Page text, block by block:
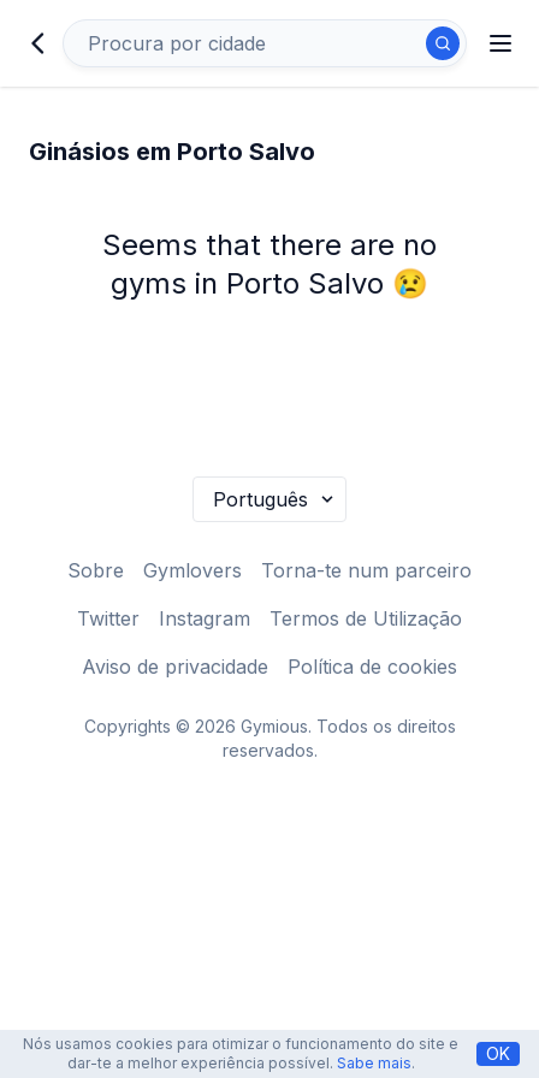
Ginásios em Porto Salvo
Seems that there are no
gyms in Porto Salvo 😢
Sobre Gymlovers
Torna-te num parceiro
Twitter
Instagram
Termos de Utilização
Aviso de privacidade
Política de cookies
Copyrights © 2026 Gymious. Todos os direitos
reservados.
Nós usamos cookies para otimizar o funcionamento do site e
dar-te a melhor experiência possível. Sabe mais. OK